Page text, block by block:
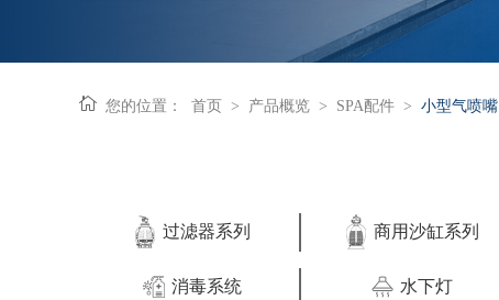
您的位置： 首页 > 产品概览 > SPA配件 > 小型气喷嘴
过滤器系列 商用沙缸系列
消毒系统 水下灯